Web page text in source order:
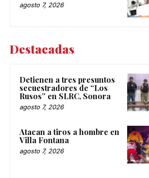
agosto 7, 2026
Destacadas
Detienen a tres presuntos
secuestradores de “Los
Rusos” en SLRC, Sonora
agosto 7, 2026
Atacan a tiros a hombre en
Villa Fontana
agosto 7, 2026